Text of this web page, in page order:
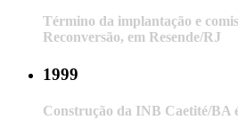
Término da implantação e
Reconversão, em Resende/RJ
1999
Construção da INB Caetité/BA